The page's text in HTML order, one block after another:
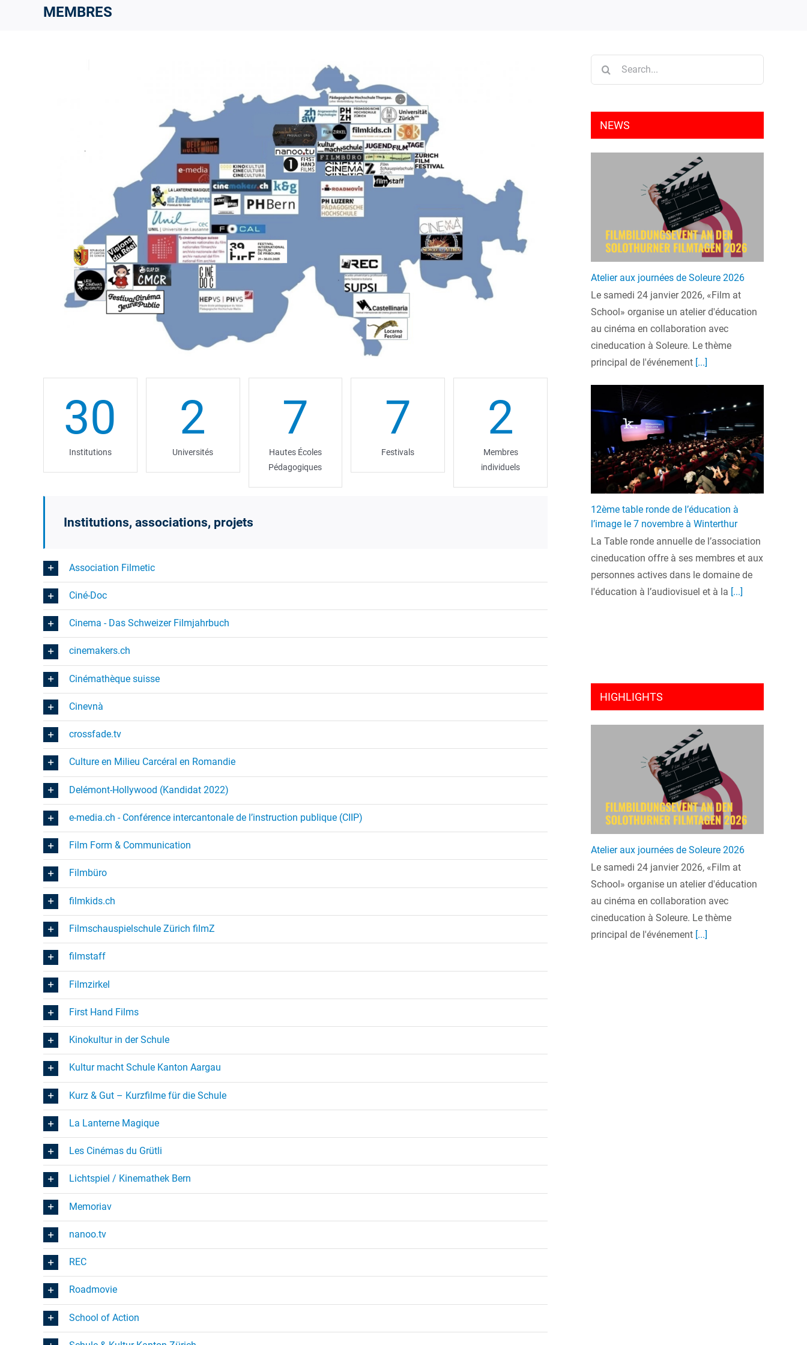
MEMBRES
30
Institutions
2
Universités
7
Hautes Écoles
Pédagogiques
7
Festivals
2
Membres
individuels
Institutions, associations, projets
Association Filmetic
Ciné-Doc
Cinema - Das Schweizer Filmjahrbuch
cinemakers.ch
Cinémathèque suisse
Cinevnà
crossfade.tv
Culture en Milieu Carcéral en Romandie
Delémont-Hollywood (Kandidat 2022)
e-media.ch - Conférence intercantonale de l’instruction publique (CIIP)
Film Form & Communication
Filmbüro
filmkids.ch
Filmschauspielschule Zürich filmZ
filmstaff
Filmzirkel
First Hand Films
Kinokultur in der Schule
Kultur macht Schule Kanton Aargau
Kurz & Gut – Kurzfilme für die Schule
La Lanterne Magique
Les Cinémas du Grütli
Lichtspiel / Kinemathek Bern
Memoriav
nanoo.tv
REC
Roadmovie
School of Action
NEWS
Atelier aux journées de Soleure 2026
Le samedi 24 janvier 2026, «Film at
School» organise un atelier d'éducation
au cinéma en collaboration avec
cineducation à Soleure. Le thème
principal de l'événement [...]
12ème table ronde de l’éducation à
l’image le 7 novembre à Winterthur
La Table ronde annuelle de l’association
cineducation offre à ses membres et aux
personnes actives dans le domaine de
l'éducation à l’audiovisuel et à la [...]
HIGHLIGHTS
Atelier aux journées de Soleure 2026
Le samedi 24 janvier 2026, «Film at
School» organise un atelier d'éducation
au cinéma en collaboration avec
cineducation à Soleure. Le thème
principal de l'événement [...]